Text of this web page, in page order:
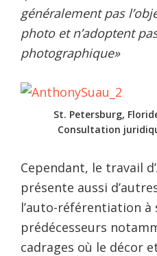
généralement pas
photo et n’adoptent
photographique»
St. Petersburg,
Consultation
Cependant, le travail
présente aussi
l’auto-référentiation à
prédécesseurs
cadrages où le décor